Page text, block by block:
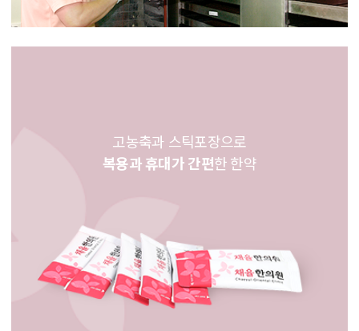
고농축과 스틱포장으로
복용과 휴대가 간편한 한약